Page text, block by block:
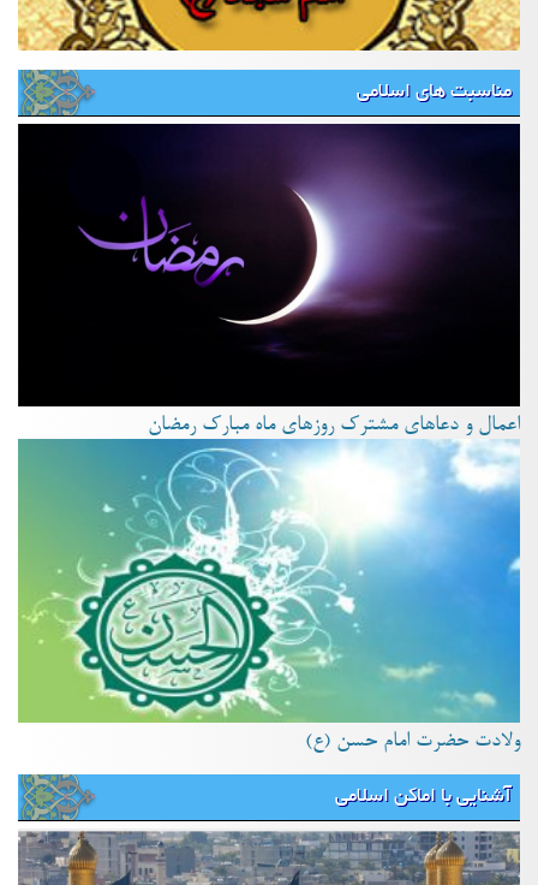
مناسبت های اسلامی
اعمال و دعاهای مشترک روزهای ماه مبارک رمضان
ولادت حضرت امام حسن (ع)
آشنایی با اماکن اسلامی